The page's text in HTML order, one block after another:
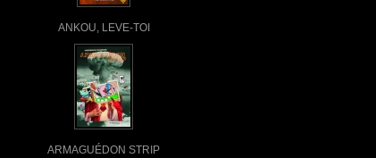
ANKOU, LEVE-TOI
ARMAGUÉDON STRIP